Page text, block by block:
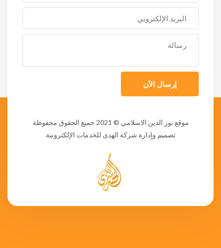
إرسال الآن
موقع نور الدين الاسلامي © 2021 جميع الحقوق محفوظة
تصميم وإدارة شركة الهدى للخدمات الإلكترونية